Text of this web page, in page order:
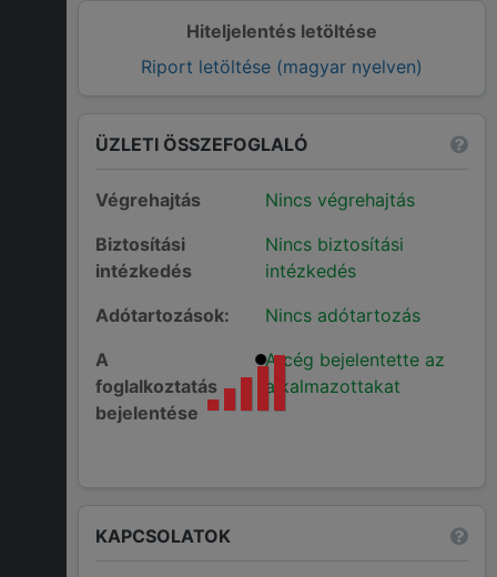
Hiteljelentés letöltése
Riport letöltése (magyar nyelven)
ÜZLETI ÖSSZEFOGLALÓ
Végrehajtás
Nincs végrehajtás
Biztosítási
intézkedés
Nincs biztosítási
intézkedés
Adótartozások:
Nincs adótartozás
A
foglalkoztatás
bejelentése
A cég bejelentette az
alkalmazottakat
KAPCSOLATOK